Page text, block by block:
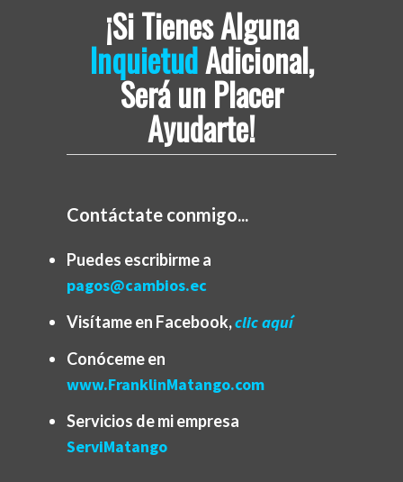
¡Si Tienes Alguna
InquietudAdicional,
Será un Placer
Ayudarte!
Contáctate conmigo...
Puedes escribirme a
pagos@cambios.ec
Visítame en Facebook,clic aquí
Conóceme en
www.FranklinMatango.com
Servicios de mi empresa
ServiMatango